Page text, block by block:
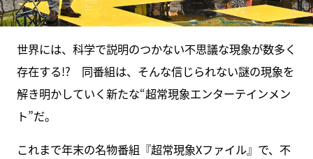
世界には、科学で説明のつかない不思議な現象が数多く
存在する!? 同番組は、そんな信じられない謎の現象を
解き明かしていく新たな“超常現象エンターテインメン
ト”だ。
これまで年末の名物番組『超常現象Xファイル』で、不